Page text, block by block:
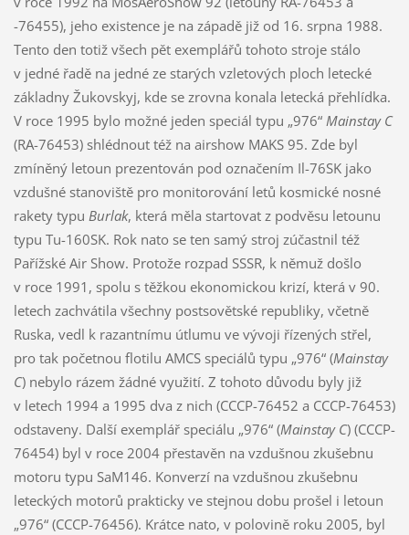
-76455), jeho existence je na západě již od 16. srpna 1988.
Tento den totiž všech pět exemplářů tohoto stroje stálo
v jedné řadě na jedné ze starých vzletových ploch letecké
základny Žukovskyj, kde se zrovna konala letecká přehlídka.
V roce 1995 bylo možné jeden speciál typu „976“ Mainstay C
(RA-76453) shlédnout též na airshow MAKS 95. Zde byl
zmíněný letoun prezentován pod označením Il-76SK jako
vzdušné stanoviště pro monitorování letů kosmické nosné
rakety typu Burlak, která měla startovat z podvěsu letounu
typu Tu-160SK. Rok nato se ten samý stroj zúčastnil též
Pařížské Air Show. Protože rozpad SSSR, k němuž došlo
v roce 1991, spolu s těžkou ekonomickou krizí, která v 90.
letech zachvátila všechny postsovětské republiky, včetně
Ruska, vedl k razantnímu útlumu ve vývoji řízených střel,
pro tak početnou flotilu AMCS speciálů typu „976“ (Mainstay
C) nebylo rázem žádné využití. Z tohoto důvodu byly již
v letech 1994 a 1995 dva z nich (CCCP-76452 a CCCP-76453)
odstaveny. Další exemplář speciálu „976“ (Mainstay C) (CCCP-
76454) byl v roce 2004 přestavěn na vzdušnou zkušebnu
motoru typu SaM146. Konverzí na vzdušnou zkušebnu
leteckých motorů prakticky ve stejnou dobu prošel i letoun
„976“ (CCCP-76456). Krátce nato, v polovině roku 2005, byl